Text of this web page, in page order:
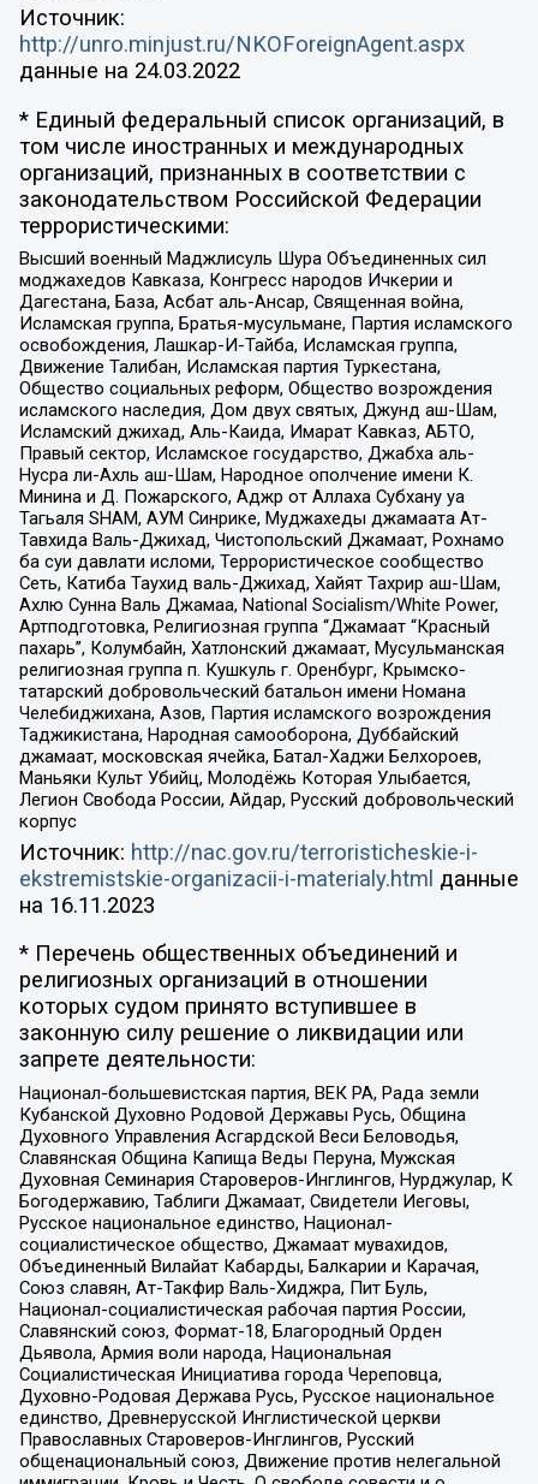
Источник:
http://unro.minjust.ru/NKOForeignAgent.aspx
данные на 24.03.2022
* Единый федеральный список организаций, в
том числе иностранных и международных
организаций, признанных в соответствии с
законодательством Российской Федерации
террористическими:
Высший военный Маджлисуль Шура Объединенных сил
моджахедов Кавказа, Конгресс народов Ичкерии и
Дагестана, База, Асбат аль-Ансар, Священная война,
Исламская группа, Братья-мусульмане, Партия исламского
освобождения, Лашкар-И-Тайба, Исламская группа,
Движение Талибан, Исламская партия Туркестана,
Общество социальных реформ, Общество возрождения
исламского наследия, Дом двух святых, Джунд аш-Шам,
Исламский джихад, Аль-Каида, Имарат Кавказ, АБТО,
Правый сектор, Исламское государство, Джабха аль-
Нусра ли-Ахль аш-Шам, Народное ополчение имени К.
Минина и Д. Пожарского, Аджр от Аллаха Субхану уа
Тагьаля SHAM, АУМ Синрике, Муджахеды джамаата Ат-
Тавхида Валь-Джихад, Чистопольский Джамаат, Рохнамо
ба суи давлати исломи, Террористическое сообщество
Сеть, Катиба Таухид валь-Джихад, Хайят Тахрир аш-Шам,
Ахлю Сунна Валь Джамаа, National Socialism/White Power,
Артподготовка, Религиозная группа “Джамаат “Красный
пахарь”, Колумбайн, Хатлонский джамаат, Мусульманская
религиозная группа п. Кушкуль г. Оренбург, Крымско-
татарский добровольческий батальон имени Номана
Челебиджихана, Азов, Партия исламского возрождения
Таджикистана, Народная самооборона, Дуббайский
джамаат, московская ячейка, Батал-Хаджи Белхороев,
Маньяки Культ Убийц, Молодёжь Которая Улыбается,
Легион Свобода России, Айдар, Русский добровольческий
корпус
Источник: http://nac.gov.ru/terroristicheskie-i-
ekstremistskie-organizacii-i-materialy.html данные
на 16.11.2023
* Перечень общественных объединений и
религиозных организаций в отношении
которых судом принято вступившее в
законную силу решение о ликвидации или
запрете деятельности:
Национал-большевистская партия, ВЕК РА, Рада земли
Кубанской Духовно Родовой Державы Русь, Община
Духовного Управления Асгардской Веси Беловодья,
Славянская Община Капища Веды Перуна, Мужская
Духовная Семинария Староверов-Инглингов, Нурджулар, К
Богодержавию, Таблиги Джамаат, Свидетели Иеговы,
Русское национальное единство, Национал-
социалистическое общество, Джамаат мувахидов,
Объединенный Вилайат Кабарды, Балкарии и Карачая,
Союз славян, Ат-Такфир Валь-Хиджра, Пит Буль,
Национал-социалистическая рабочая партия России,
Славянский союз, Формат-18, Благородный Орден
Дьявола, Армия воли народа, Национальная
Социалистическая Инициатива города Череповца,
Духовно-Родовая Держава Русь, Русское национальное
единство, Древнерусской Инглистической церкви
Православных Староверов-Инглингов, Русский
общенациональный союз, Движение против нелегальной